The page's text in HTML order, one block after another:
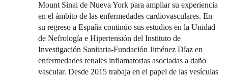
Mount Sinai de Nueva York para ampliar su experiencia
en el ámbito de las enfermedades cardiovasculares. En
su regreso a España continúo sus estudios en la Unidad
de Nefrología e Hipertensión del Instituto de
Investigación Sanitaria-Fundación Jiménez Díaz en
enfermedades renales inflamatorias asociadas a daño
vascular. Desde 2015 trabaja en el papel de las vesículas